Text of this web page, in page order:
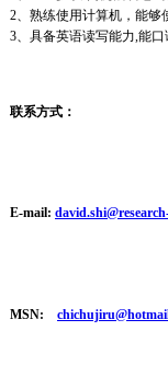
2、熟练使用计算机，能够
3、具备英语读写能力,能口
联系方式：
E-mail:
MSN: